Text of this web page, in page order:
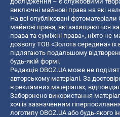
виключні майнові права на які
На всі опубліковані
майнові права, які захищаються
права та суміжні права», ніхто не
дозволу ТОВ «Золота середина»
підлягають подальшому
будь-якій формі.
Редакція OBOZ.UA може не
авторському матеріалі. За
в рекламних матеріалах,
Заборонено використання
хоч із зазначенням
логотипу OBOZ.UA або будь-якого